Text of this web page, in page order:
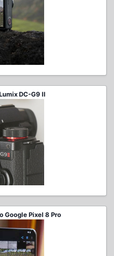
DC-G9 II
Google Pixel 8 Pro